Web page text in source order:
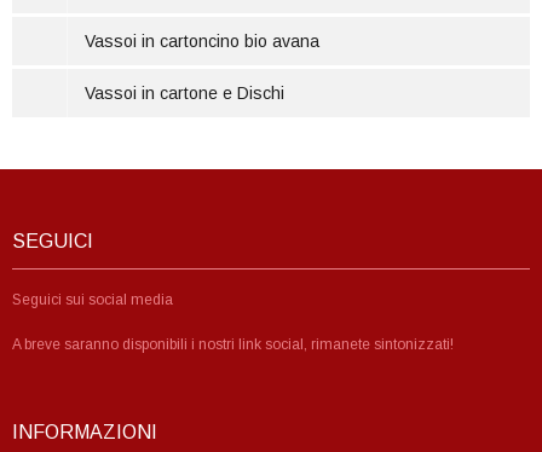
Vassoi in cartoncino bio avana
Vassoi in cartone e Dischi
SEGUICI
Seguici sui social media
A breve saranno disponibili i nostri link social, rimanete sintonizzati!
INFORMAZIONI